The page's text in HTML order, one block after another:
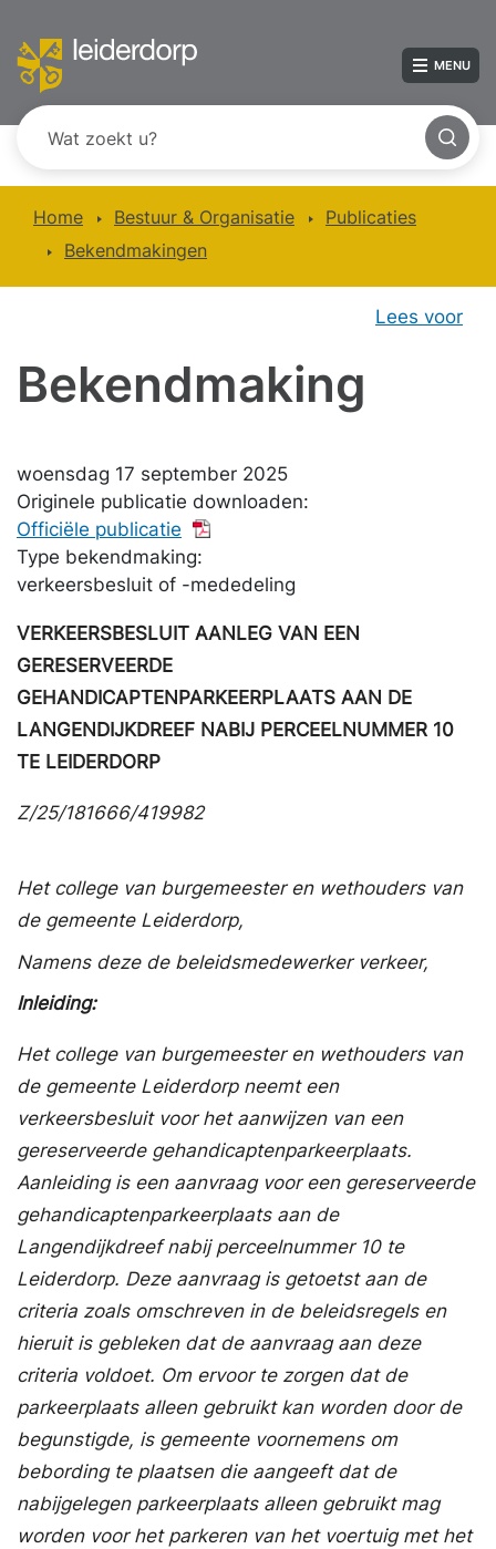
MENU
Home Bestuur & Organisatie
Publicaties
Bekendmakingen
Lees voor
Bekendmaking
woensdag 17 september 2025
Originele publicatie downloaden:
Officiële publicatie
Type bekendmaking:
verkeersbesluit of -mededeling
VERKEERSBESLUIT AANLEG VAN EEN
GERESERVEERDE
GEHANDICAPTENPARKEERPLAATS AAN DE
LANGENDIJKDREEF NABIJ PERCEELNUMMER 10
TE LEIDERDORP
Z/25/181666/419982
Het college van burgemeester en wethouders van
de gemeente Leiderdorp,
Namens deze de beleidsmedewerker verkeer,
Inleiding:
Het college van burgemeester en wethouders van
de gemeente Leiderdorp neemt een
verkeersbesluit voor het aanwijzen van een
gereserveerde gehandicaptenparkeerplaats.
Aanleiding is een aanvraag voor een gereserveerde
gehandicaptenparkeerplaats aan de
Langendijkdreef nabij perceelnummer 10 te
Leiderdorp. Deze aanvraag is getoetst aan de
criteria zoals omschreven in de beleidsregels en
hieruit is gebleken dat de aanvraag aan deze
criteria voldoet. Om ervoor te zorgen dat de
parkeerplaats alleen gebruikt kan worden door de
begunstigde, is gemeente voornemens om
bebording te plaatsen die aangeeft dat de
nabijgelegen parkeerplaats alleen gebruikt mag
worden voor het parkeren van het voertuig met het